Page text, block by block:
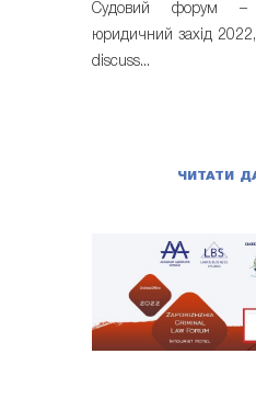
Судовий форум –
юридичний захід
discuss...
ЧИТАТИ